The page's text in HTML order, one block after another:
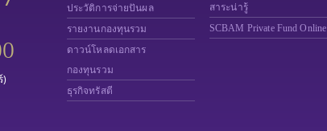
)
ประวัติการจ่ายปันผล
รายงานกองทุนรวม
ดาวน์โหลดเอกสาร
กองทุนรวม
ธุรกิจทรัสตี
สาระน่ารู้
SCBAM Private Fund Online